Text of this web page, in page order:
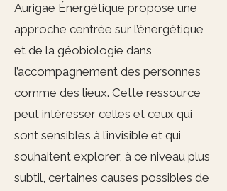
Aurigae Énergétique propose une
approche centrée sur l’énergétique
et de la géobiologie dans
l’accompagnement des personnes
comme des lieux. Cette ressource
peut intéresser celles et ceux qui
sont sensibles à l’invisible et qui
souhaitent explorer, à ce niveau plus
subtil, certaines causes possibles de